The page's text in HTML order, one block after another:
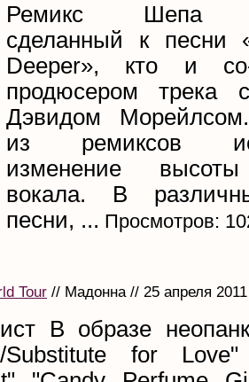
Ремикс Шепа
сделанный к песни
Deeper», кто и
продюсером трека
Дэвидом
из ремиксов
изменение высоты
вокала. В
песни, ... Просмотров:
Tour // Мадонна // 25 апреля 2011
В образе
Substitute for Love"